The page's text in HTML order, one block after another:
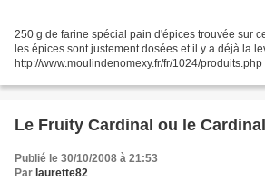
250 g de farine spécial pain d'épices trouvée sur
les épices sont justement dosées et il y a déjà la
http://www.moulindenomexy.fr/fr/1024/
Le Fruity Cardinal ou le
Publié le 30/10/2008 à 21:53
Par laurette82